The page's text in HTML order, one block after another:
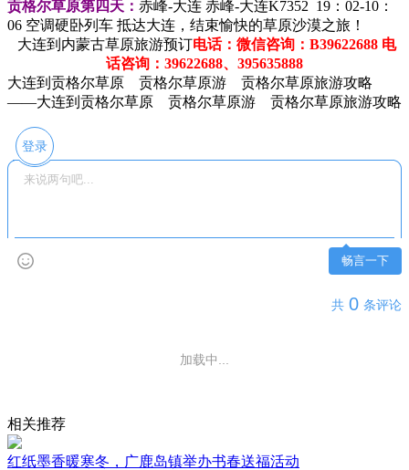
贡格尔草原第四天： 赤峰-大连 赤峰-大连K7352 19：02-10：
06 空调硬卧列车 抵达大连，结束愉快的草原沙漠之旅！
大连到内蒙古草原旅游预订电话：微信咨询：B39622688 电
话咨询：39622688、395635888
大连到贡格尔草原 贡格尔草原游 贡格尔草原旅游攻略
——大连到贡格尔草原 贡格尔草原游 贡格尔草原旅游攻略
登录
畅言一下
共 0 条评论
加载中...
相关推荐
红纸墨香暖寒冬，广鹿岛镇举办书春送福活动